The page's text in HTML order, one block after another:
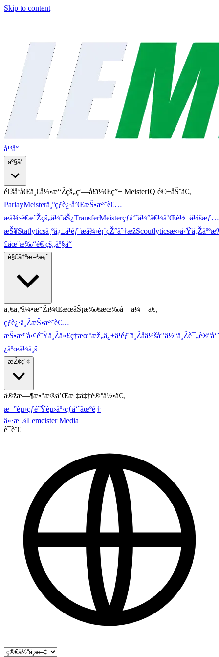
Skip to content
å¹³å°
äº§å“
é€šå‘åŒä¸€å¼•æ“Žçš„çª—å£ï¼Œç”± MeisterIQ é©±åŠ¨ã€‚
ParlayMeisterä¸ºçƒè¿·å’ŒæŠ•æ³¨è€…
æä¾›é€æ˜Žçš„ä¼˜åŠ¿TransferMeisterçƒå‘˜ä¼°å€¼å’Œè½¬ä¼šæƒ…
æŠ¥Statlyticsä¸ºä¿±ä¹éƒ¨æä¾›è¡¨çŽ°åˆ†æžScoutlytics
£åœ¨æ‰“é€ çš„äº§å“
è§£å†³æ–¹æ¡ˆ
ä¸€ä¸ªå¼•æ“Žï¼ŒæœåŠ¡æ‰€æœ‰å—ä¼—ã€‚
çƒè¿·ä¸ŽæŠ•æ³¨è€…
æŠ•æ³¨å›¢é˜Ÿä¸Žä»£ç†æœºæž„ä¿±ä¹éƒ¨ä¸Žåä¼šåª’ä½“ä¸Žè¯„è®ºå‘˜
¿åºœä¼ä¸š
æŽ¢ç´¢
å®žæ—¶æ•°æ®å’Œæ ‡å‡†è®°å½•ã€‚
æ¯”èµ›çƒé˜Ÿèµ›äº‹çƒå‘˜åœºé¦†
ä»·æ ¼Lemeister Media
è¯­è¨€